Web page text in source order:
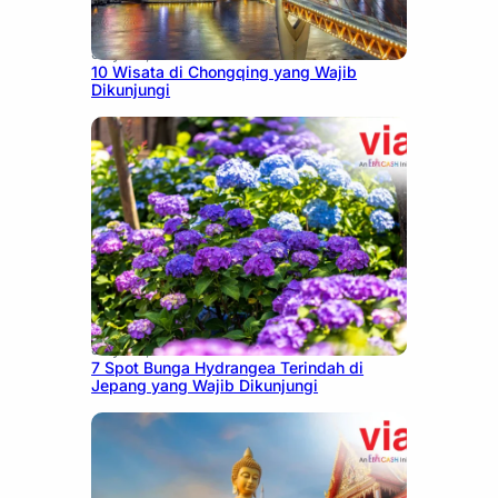
July 30, 2026
10 Wisata di Chongqing yang Wajib
Dikunjungi
July 23, 2026
7 Spot Bunga Hydrangea Terindah di
Jepang yang Wajib Dikunjungi